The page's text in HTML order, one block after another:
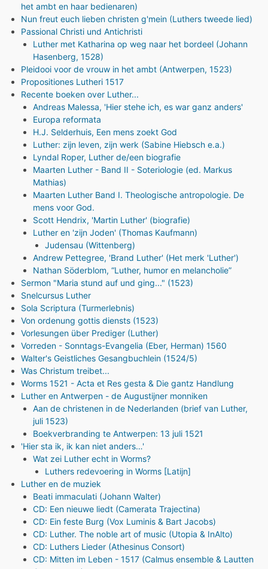
het ambt en haar bedienaren)
Nun freut euch lieben christen g'mein (Luthers tweede lied)
Passional Christi und Antichristi
Luther met Katharina op weg naar het bordeel (Johann
Hasenberg, 1528)
Pleidooi voor de vrouw in het ambt (Antwerpen, 1523)
Propositiones Lutheri 1517
Recente boeken over Luther...
Andreas Malessa, 'Hier stehe ich, es war ganz anders'
Europa reformata
H.J. Selderhuis, Een mens zoekt God
Luther: zijn leven, zijn werk (Sabine Hiebsch e.a.)
Lyndal Roper, Luther de/een biografie
Maarten Luther - Band II - Soteriologie (ed. Markus
Mathias)
Maarten Luther Band I. Theologische antropologie. De
mens voor God.
Scott Hendrix, 'Martin Luther' (biografie)
Luther en 'zijn Joden' (Thomas Kaufmann)
Judensau (Wittenberg)
Andrew Pettegree, 'Brand Luther' (Het merk 'Luther')
Nathan Söderblom, “Luther, humor en melancholie”
Sermon "Maria stund auf und ging..." (1523)
Snelcursus Luther
Sola Scriptura (Turmerlebnis)
Von ordenung gottis diensts (1523)
Vorlesungen über Prediger (Luther)
Vorreden - Sonntags-Evangelia (Eber, Herman) 1560
Walter's Geistliches Gesangbuchlein (1524/5)
Was Christum treibet...
Worms 1521 - Acta et Res gesta & Die gantz Handlung
Luther en Antwerpen - de Augustijner monniken
Aan de christenen in de Nederlanden (brief van Luther,
juli 1523)
Boekverbranding te Antwerpen: 13 juli 1521
'Hier sta ik, ik kan niet anders…'
Wat zei Luther echt in Worms?
Luthers redevoering in Worms [Latijn]
Luther en de muziek
Beati immaculati (Johann Walter)
CD: Een nieuwe liedt (Camerata Trajectina)
CD: Ein feste Burg (Vox Luminis & Bart Jacobs)
CD: Luther. The noble art of music (Utopia & InAlto)
CD: Luthers Lieder (Athesinus Consort)
CD: Mitten im Leben - 1517 (Calmus ensemble & Lautten